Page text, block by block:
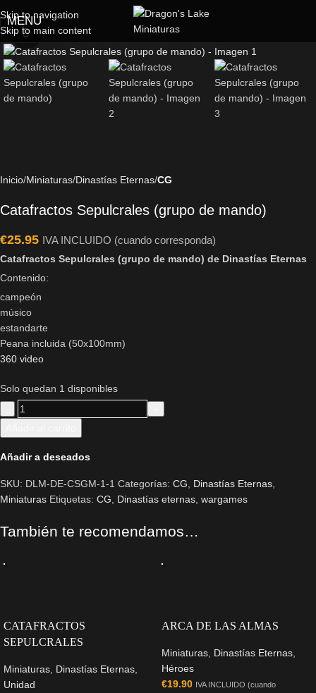
Skip to navigation
Skip to main content
MENU
Click to enlarge
Inicio Miniaturas Dinastías Eternas CG
Catafractos Sepulcrales (grupo de mando)
€25.95 IVA INCLUIDO (cuando corresponda)
Catafractos Sepulcrales (grupo de mando) de Dinastías Eternas
Contenido:
campeón
músico
estandarte
Peana incluida (50x100mm)
360 video
Solo quedan 1 disponibles
Añadir a deseados
SKU: DLM-DE-CSGM-1-1 Categorías: CG Dinastías Eternas
Miniaturas Etiquetas: CG Dinastías eternas wargames
También te recomendamos…
CATAFRACTOS
SEPULCRALES
Miniaturas, Dinastías Eternas,
Unidad
ARCA DE LAS ALMAS
Miniaturas, Dinastías Eternas,
Héroes
€19.90 IVA INCLUIDO (cuando